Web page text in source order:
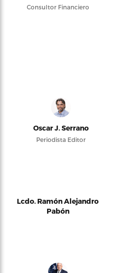
Consultor Financiero
Oscar J. Serrano
Periodista Editor
Lcdo. Ramón Alejandro
Pabón